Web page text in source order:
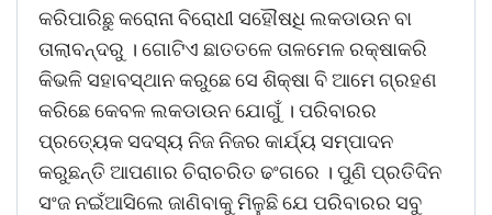
କରିପାରିଛୁ କରୋନା ବିରୋଧୀ ସହୌଷଧି ଲକଡାଉନ ବା
ତାଲାବନ୍ଦରୁ । ଗୋଟିଏ ଛାତତଳେ ତାଳମେଳ ରକ୍ଷାକରି
କିଭଳି ସହାବସ୍ଥାନ କରୁଛେ ସେ ଶିକ୍ଷା ବି ଆମେ ଗ୍ରହଣ
କରିଛେ କେବଳ ଲକଡାଉନ ଯୋଗୁଁ । ପରିବାରର
ପ୍ରତ୍ୟେକ ସଦସ୍ୟ ନିଜ ନିଜର କାର୍ଯ୍ୟ ସମ୍ପାଦନ
କରୁଛନ୍ତି ଆପଣାର ଚିରାଚରିତ ଢଂଗରେ । ପୁଣି ପ୍ରତିଦିନ
ସଂଜ ନଇଁଆସିଲେ ଜାଣିବାକୁ ମିଳୁଛି ଯେ ପରିବାରର ସବୁ